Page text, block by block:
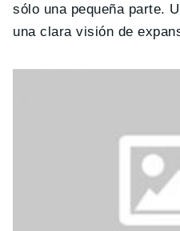
sólo una pequeña parte.
una clara visión de